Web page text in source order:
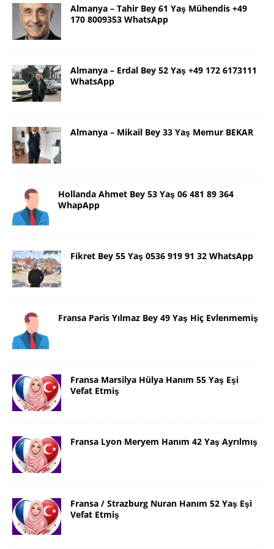
Almanya – Tahir Bey 61 Yaş Mühendis +49
170 8009353 WhatsApp
Almanya – Erdal Bey 52 Yaş +49 172 6173111
WhatsApp
Almanya – Mikail Bey 33 Yaş Memur BEKAR
Hollanda Ahmet Bey 53 Yaş 06 481 89 364
WhapApp
Fikret Bey 55 Yaş 0536 919 91 32 WhatsApp
Fransa Paris Yılmaz Bey 49 Yaş Hiç Evlenmemiş
Fransa Marsilya Hülya Hanım 55 Yaş Eşi
Vefat Etmiş
Fransa Lyon Meryem Hanım 42 Yaş Ayrılmış
Fransa / Strazburg Nuran Hanım 52 Yaş Eşi
Vefat Etmiş